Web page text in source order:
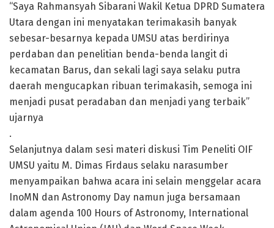
“Saya Rahmansyah Sibarani Wakil Ketua DPRD Sumatera
Utara dengan ini menyatakan terimakasih banyak
sebesar-besarnya kepada UMSU atas berdirinya
perdaban dan penelitian benda-benda langit di
kecamatan Barus, dan sekali lagi saya selaku putra
daerah mengucapkan ribuan terimakasih, semoga ini
menjadi pusat peradaban dan menjadi yang terbaik”
ujarnya
.
Selanjutnya dalam sesi materi diskusi Tim Peneliti OIF
UMSU yaitu M. Dimas Firdaus selaku narasumber
menyampaikan bahwa acara ini selain menggelar acara
InoMN dan Astronomy Day namun juga bersamaan
dalam agenda 100 Hours of Astronomy, International